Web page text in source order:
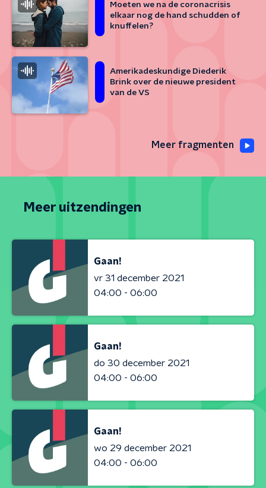
Moeten we na de coronacrisis
elkaar nog de hand schudden of
knuffelen?
Amerikadeskundige Diederik
Brink over de nieuwe president
van de VS
Meer fragmenten
Meer uitzendingen
Gaan!
vr 31 december 2021
04:00 - 06:00
Gaan!
do 30 december 2021
04:00 - 06:00
Gaan!
wo 29 december 2021
04:00 - 06:00